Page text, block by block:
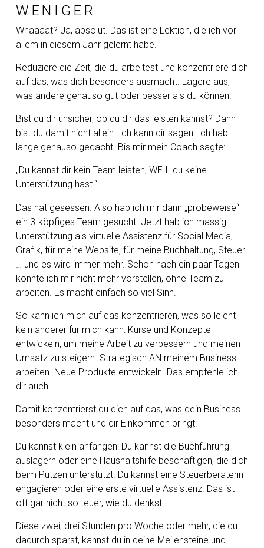
WENIGER
Whaaaat? Ja, absolut. Das ist eine Lektion, die ich vor
allem in diesem Jahr gelernt habe.
Reduziere die Zeit, die du arbeitest und konzentriere dich
auf das, was dich besonders ausmacht. Lagere aus,
was andere genauso gut oder besser als du können.
Bist du dir unsicher, ob du dir das leisten kannst? Dann
bist du damit nicht allein. Ich kann dir sagen: Ich hab
lange genauso gedacht. Bis mir mein Coach sagte:
„Du kannst dir kein Team leisten, WEIL du keine
Unterstützung hast.“
Das hat gesessen. Also hab ich mir dann „probeweise“
ein 3-köpfiges Team gesucht. Jetzt hab ich massig
Unterstützung als virtuelle Assistenz für Social Media,
Grafik, für meine Website, für meine Buchhaltung, Steuer
… und es wird immer mehr. Schon nach ein paar Tagen
konnte ich mir nicht mehr vorstellen, ohne Team zu
arbeiten. Es macht einfach so viel Sinn.
So kann ich mich auf das konzentrieren, was so leicht
kein anderer für mich kann: Kurse und Konzepte
entwickeln, um meine Arbeit zu verbessern und meinen
Umsatz zu steigern. Strategisch AN meinem Business
arbeiten. Neue Produkte entwickeln. Das empfehle ich
dir auch!
Damit konzentrierst du dich auf das, was dein Business
besonders macht und dir Einkommen bringt.
Du kannst klein anfangen: Du kannst die Buchführung
auslagern oder eine Haushaltshilfe beschäftigen, die dich
beim Putzen unterstützt. Du kannst eine Steuerberaterin
engagieren oder eine erste virtuelle Assistenz. Das ist
oft gar nicht so teuer, wie du denkst.
Diese zwei, drei Stunden pro Woche oder mehr, die du
dadurch sparst, kannst du in deine Meilensteine und